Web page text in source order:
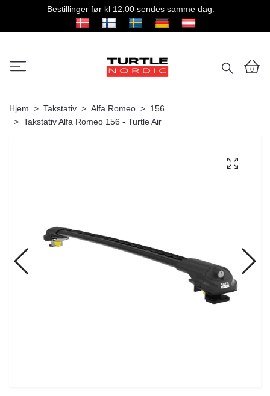
Bestillinger før kl 12:00 sendes samme dag.
0
Hjem Takstativ Alfa Romeo
156
Takstativ Alfa Romeo 156 - Turtle Air